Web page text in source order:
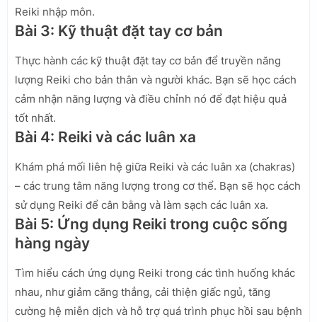
Reiki nhập môn.
Bài 3: Kỹ thuật đặt tay cơ bản
Thực hành các kỹ thuật đặt tay cơ bản để truyền năng
lượng Reiki cho bản thân và người khác. Bạn sẽ học cách
cảm nhận năng lượng và điều chỉnh nó để đạt hiệu quả
tốt nhất.
Bài 4: Reiki và các luân xa
Khám phá mối liên hệ giữa Reiki và các luân xa (chakras)
– các trung tâm năng lượng trong cơ thể. Bạn sẽ học cách
sử dụng Reiki để cân bằng và làm sạch các luân xa.
Bài 5: Ứng dụng Reiki trong cuộc sống
hàng ngày
Tìm hiểu cách ứng dụng Reiki trong các tình huống khác
nhau, như giảm căng thẳng, cải thiện giấc ngủ, tăng
cường hệ miễn dịch và hỗ trợ quá trình phục hồi sau bệnh